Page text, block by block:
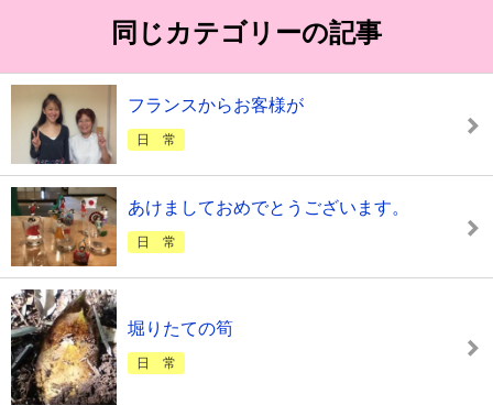
同じカテゴリーの記事
フランスからお客様が
日 常
あけましておめでとうございます。
日 常
堀りたての筍
日 常